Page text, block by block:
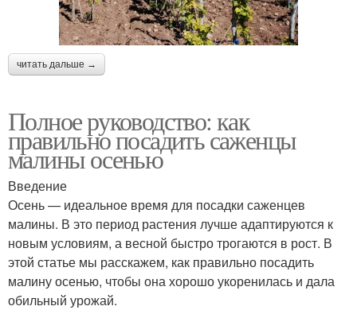
читать дальше →
Полное руководство: как
правильно посадить саженцы
малины осенью
Введение
Осень — идеальное время для посадки саженцев
малины. В это период растения лучше адаптируются к
новым условиям, а весной быстро трогаются в рост. В
этой статье мы расскажем, как правильно посадить
малину осенью, чтобы она хорошо укоренилась и дала
обильный урожай.